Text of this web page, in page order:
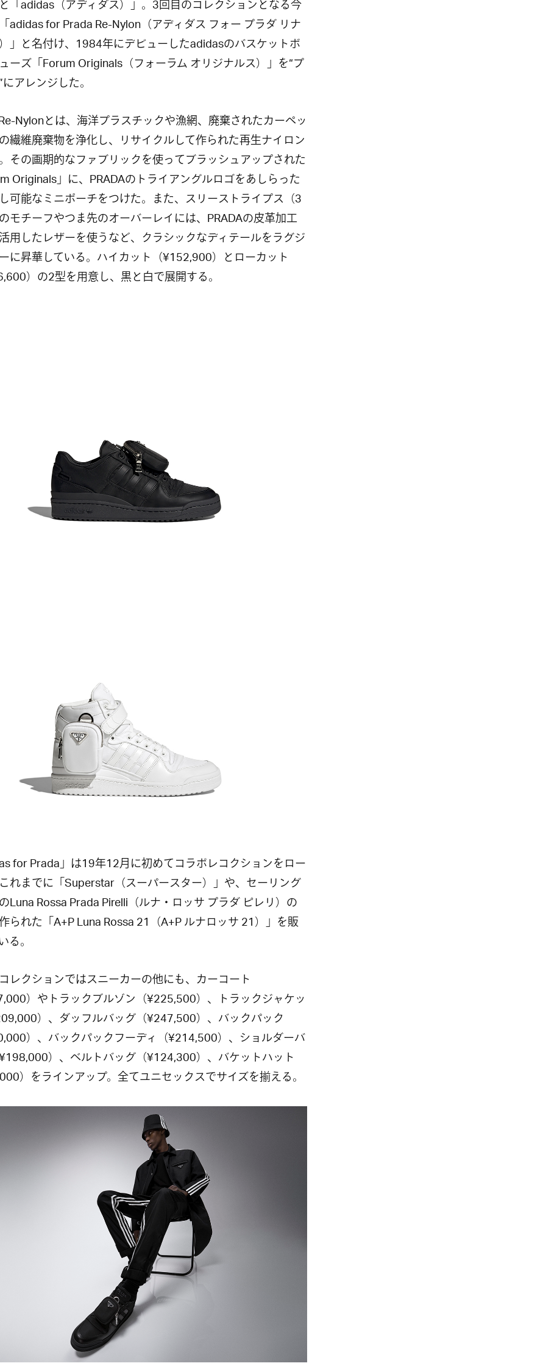
「adidas（アディダス）」。3回目のコレクションとなる今
adidas for Prada Re-Nylon（アディダス フォー プラダ リナ
」と名付け、1984年にデビューしたadidasのバスケットボ
ーズ「Forum Originals（フォーラム オリジナルス）」を“プ
アレンジした。
Nylonとは、海洋プラスチックや漁網、廃棄されたカーペッ
繊維廃棄物を浄化し、リサイクルして作られた再生ナイロン
その画期的なファブリックを使ってブラッシュアップされた
Originals」に、PRADAのトライアングルロゴをあしらった
可能なミニポーチをつけた。また、スリーストライプス（3
モチーフやつま先のオーバーレイには、PRADAの皮革加工
用したレザーを使うなど、クラシックなディテールをラグジ
に昇華している。ハイカット（¥152,900）とローカット
）の2型を用意し、黒と白で展開する。
for Prada」は19年12月に初めてコラボレコクションをロー
れまでに「Superstar（スーパースター）」や、セーリング
Luna Rossa Prada Pirelli（ルナ・ロッサ プラダ ピレリ）の
られた「A+P Luna Rossa 21（A+P ルナロッサ 21）」を販
。
レクションではスニーカーの他にも、カーコート
）やトラックブルゾン（¥225,500）、トラックジャケッ
）、ダッフルバッグ（¥247,500）、バックパック
）、バックパックフーディ（¥214,500）、ショルダーバ
）、ベルトバッグ（¥124,300）、バケットハット
）をラインアップ。全てユニセックスでサイズを揃える。